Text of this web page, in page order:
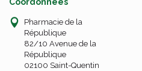
Pharmacie de la
République
82/10 Avenue de la
République
02100 Saint-Quentin